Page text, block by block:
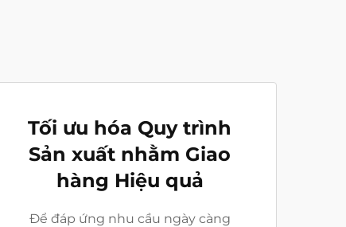
Tối ưu hóa Quy trình
Sản xuất nhằm Giao
hàng Hiệu quả
Để đáp ứng nhu cầu ngày càng